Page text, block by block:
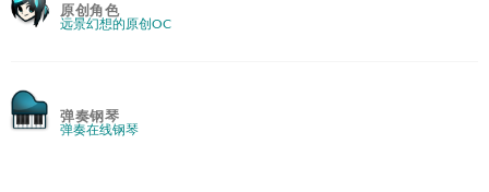
原创角色
远景幻想的原创OC
弹奏钢琴
弹奏在线钢琴